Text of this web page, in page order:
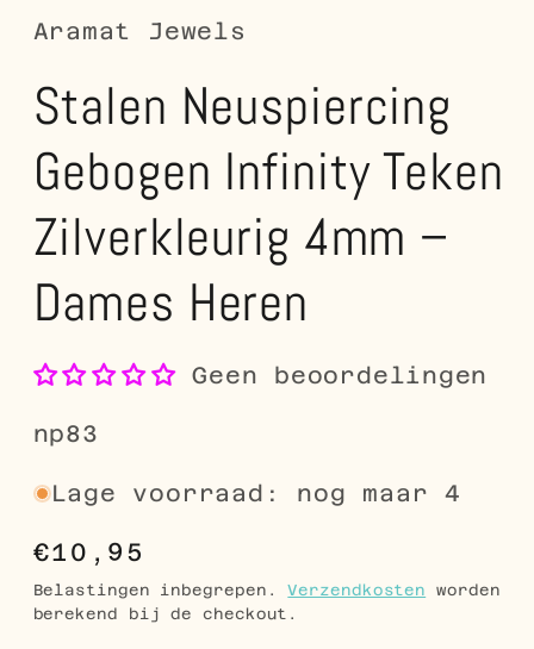
Aramat Jewels
Stalen Neuspiercing
Gebogen Infinity Teken
Zilverkleurig 4mm –
Dames Heren
Geen beoordelingen
SKU:
np83
Lage voorraad: nog maar 4
Normale
prijs
€10,95
Belastingen inbegrepen.Verzendkosten worden
berekend bij de checkout.